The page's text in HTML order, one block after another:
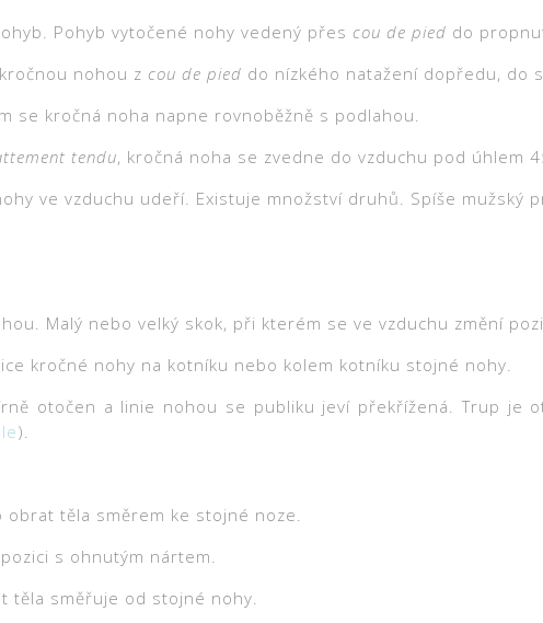
Pohyb vytočené nohy vedený přes cou de pied do
nohou z cou de pied do nízkého natažení dopředu, do
se kročná noha napne rovnoběžně s podlahou.
tendu, kročná noha se zvedne do vzduchu pod úhlem
ve vzduchu udeří. Existuje množství druhů. Spíše mužský
Malý nebo velký skok, při kterém se ve vzduchu změní
kročné nohy na kotníku nebo kolem kotníku stojné nohy.
otočen a linie nohou se publiku jeví překřížená. Trup je
).
těla směrem ke stojné noze.
s ohnutým nártem.
těla směřuje od stojné nohy.